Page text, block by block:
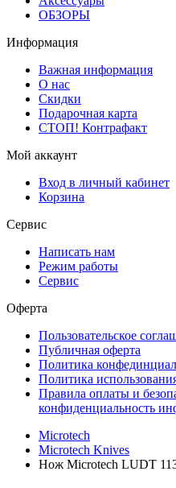
ОБЗОРЫ
Информация
Важная информация
О нас
Скидки
Подарочная карта
СТОП! Контрафакт
Мой аккаунт
Вход в личный кабинет
Корзина
Сервис
Написать нам
Режим работы
Сервис
Оферта
Пользовательское
Публичная оферта
Политика
Политика
Правила оплаты и
конфиденциальность
Microtech
Microtech Knives
Нож Microtech LUDT